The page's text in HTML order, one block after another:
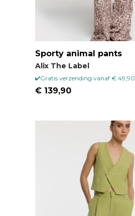
Sporty animal pants
Alix The Label
Gratis verzending vanaf € 49,90
€ 139,90